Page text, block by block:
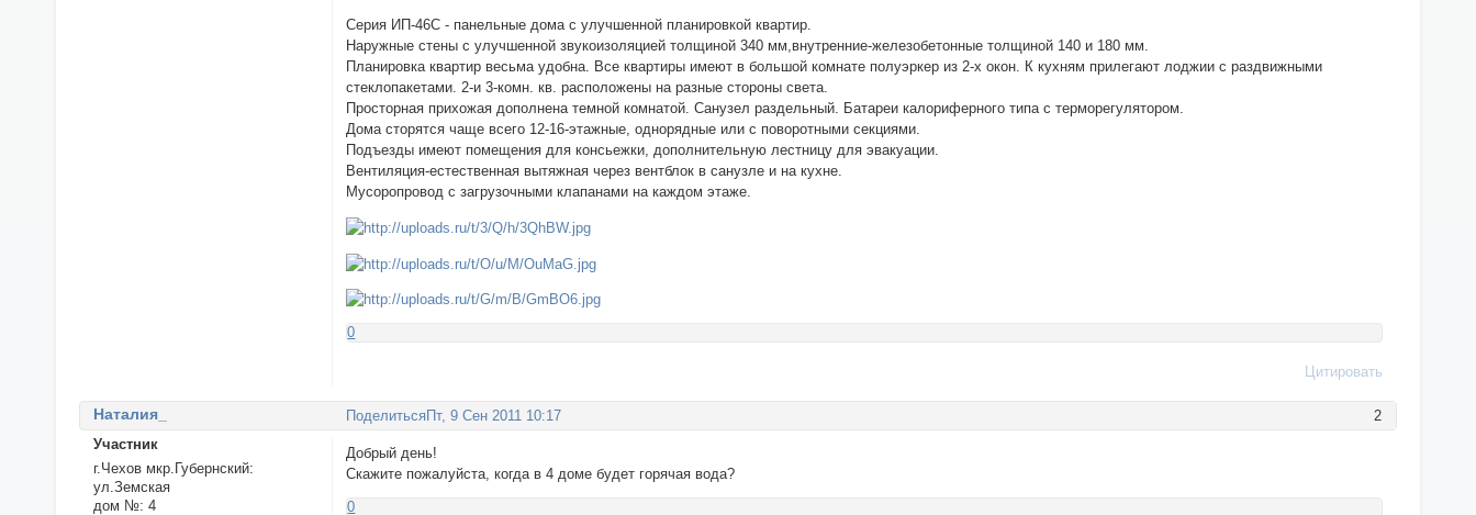
Серия ИП-46С - панельные дома с улучшенной планировкой квартир.
Наружные стены с улучшенной звукоизоляцией толщиной 340 мм,внутренние-железобетонные толщиной 140 и 180 мм.
Планировка квартир весьма удобна. Все квартиры имеют в большой комнате полуэркер из 2-х окон. К кухням прилегают лоджии с раздвижными
стеклопакетами. 2-и 3-комн. кв. расположены на разные стороны света.
Просторная прихожая дополнена темной комнатой. Санузел раздельный. Батареи калориферного типа с терморегулятором.
Дома сторятся чаще всего 12-16-этажные, однорядные или с поворотными секциями.
Подъезды имеют помещения для консьежки, дополнительную лестницу для эвакуации.
Вентиляция-естественная вытяжная через вентблок в санузле и на кухне.
Мусоропровод с загрузочными клапанами на каждом этаже.
0
Цитировать
Поделиться 2
Пт, 9 Сен 2011 10:17
Наталия_
Участник
г.Чехов мкр.Губернский:
ул.Земская
дом №: 4
Добрый день!
Скажите пожалуйста, когда в 4 доме будет горячая вода?
0